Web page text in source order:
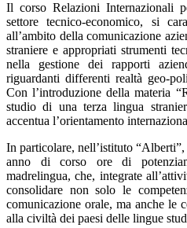
Il corso Relazioni Internazionali
settore tecnico-economico, si
all’ambito della comunicazione
straniere e appropriati strumenti
nella gestione dei rapporti
riguardanti differenti realtà geo-
Con l’introduzione della materia
studio di una terza lingua
accentua l’orientamento
In particolare, nell’istituto
anno di corso ore di
madrelingua, che, integrate
consolidare non solo le
comunicazione orale, ma anche le
alla civiltà dei paesi delle lingue